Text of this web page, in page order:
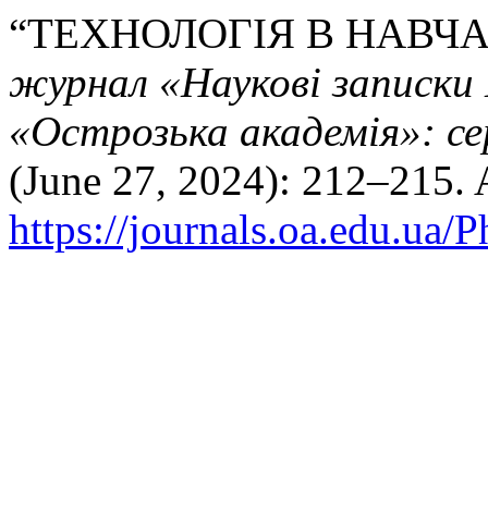
“ТЕХНОЛОГІЯ В
журнал «Наукові записки
«Острозька академія»:
(June 27, 2024): 212–215.
https://journals.oa.edu.ua/